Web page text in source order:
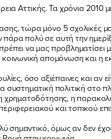
TIKTOK
Αττικής. Τα χρόνια
τώρα μόνο 5 σχολικές
πολύ σε αυτή την
να μας προβληματίσει
απομόνωση και η
όσο αξιέπαινες και αν
πολιτική στο
χρηματοδότησης, η
και τοπικού
σημαντικό, όμως αν δεν